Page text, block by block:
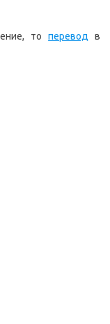
топеревод в